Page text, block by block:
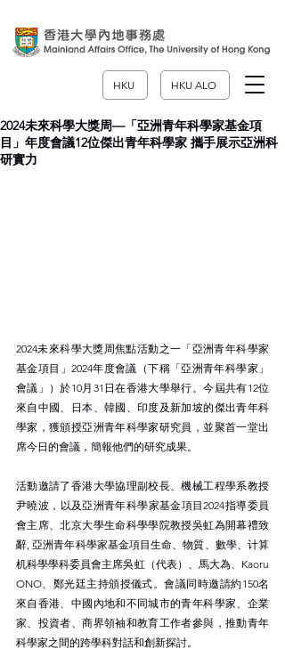
HKU HKU ALO
2024未來科學大獎周—「亞洲青年科學家基金項
目」年度會議12位傑出青年科學家 攜手展示亞洲科
研實力
2024未來科學大獎周焦點活動之一「亞洲青年科學家
基金項目」2024年度會議（下稱「亞洲青年科學家」
會議」）於10月31日在香港大學舉行。今屆共有12位
來自中國、日本、韓國、印度及新加坡的傑出青年科
學家，獲頒授亞洲青年科學家研究員，並聚首一堂出
席今日的會議，簡報他們的研究成果。
活動邀請了香港大學協理副校長、機械工程學系教授
尹曉波，以及亞洲青年科學家基金項目2024指導委員
會主席、北京大學生命科學學院教授吳虹為開幕禮致
辭, 亞洲青年科學家基金項目生命、物質、數學、计算
机科學學科委員會主席吳虹（代表）、馬大為、Kaoru
ONO、鄭光廷主持頒授儀式。會議同時邀請約150名
來自香港、中國內地和不同城市的青年科學家、企業
家、投資者、商界領袖和教育工作者參與，推動青年
科學家之間的跨學科對話和創新探討。